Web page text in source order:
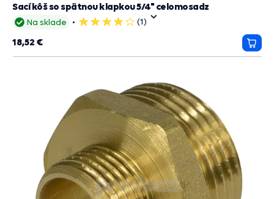
Na sklade
4
(1)
Sací kôš so spätnou klapkou 5/4" celomosadz
18,52 €
do